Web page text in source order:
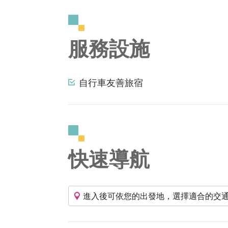
服務設施
自行車友善旅宿
快速導航
進入後可依您的出發地，選擇適合的交